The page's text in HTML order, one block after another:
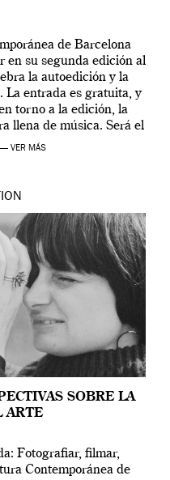
de Barcelona
en su segunda edición al
la autoedición y la
La entrada es gratuita, y
torno a la edición, la
llena de música. Será el
— VER MÁS
SOBRE LA
ARTE
Fotografiar, filmar,
Contemporánea de